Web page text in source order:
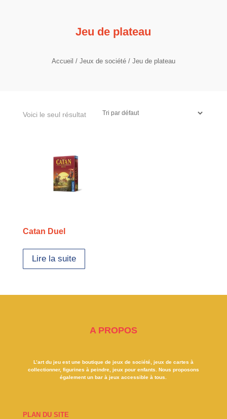
Jeu de plateau
Accueil / Jeux de société/ Jeu de plateau
Voici le seul résultat
Catan Duel
Lire la suite
A PROPOS
L’art du jeu est une boutique de jeux de société, jeux de cartes à
collectionner, figurines à peindre, jeux pour enfants. Nous proposons
également un bar à jeux accessible à tous.
PLAN DU SITE